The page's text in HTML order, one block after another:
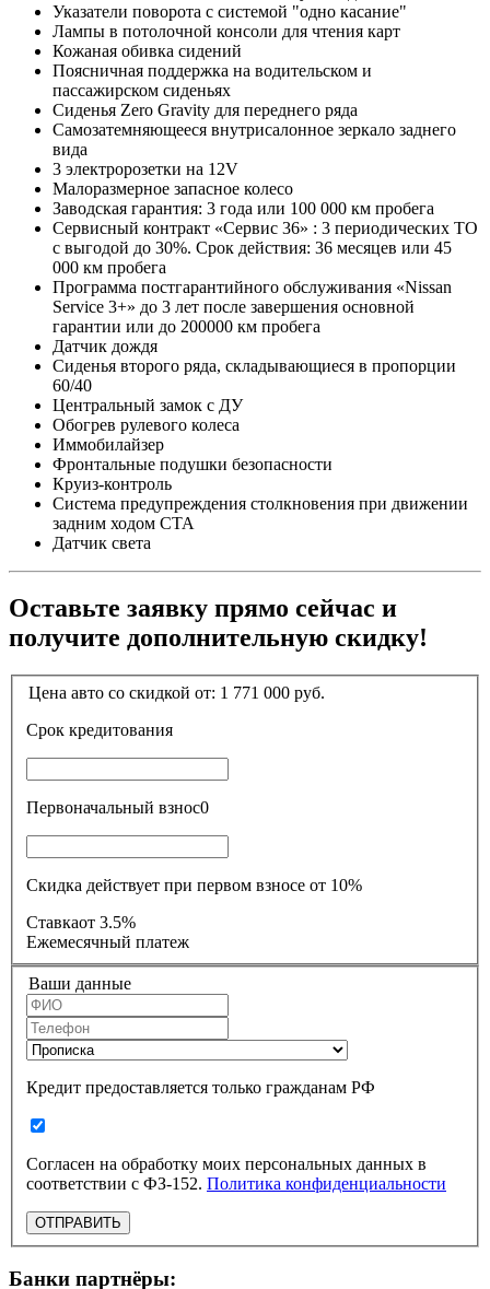
Указатели поворота с системой "одно касание"
Лампы в потолочной консоли для чтения карт
Кожаная обивка сидений
Поясничная поддержка на водительском и
пассажирском сиденьях
Сиденья Zero Gravity для переднего ряда
Самозатемняющееся внутрисалонное зеркало заднего
вида
3 электророзетки на 12V
Малоразмерное запасное колесо
Заводская гарантия: 3 года или 100 000 км пробега
Сервисный контракт «Сервис 36» : 3 периодических ТО
с выгодой до 30%. Срок действия: 36 месяцев или 45
000 км пробега
Программа постгарантийного обслуживания «Nissan
Service 3+» до 3 лет после завершения основной
гарантии или до 200000 км пробега
Датчик дождя
Сиденья второго ряда, складывающиеся в пропорции
60/40
Центральный замок с ДУ
Обогрев рулевого колеса
Иммобилайзер
Фронтальные подушки безопасности
Круиз-контроль
Система предупреждения столкновения при движении
задним ходом CTA
Датчик света
Оставьте заявку прямо сейчас и
получите дополнительную скидку!
Цена авто со скидкой от: 1 771 000 руб.
Срок кредитования
Первоначальный взнос0
Скидка действует при первом взносе от 10%
Ставкаот 3.5%
Ежемесячный платеж
Ваши данные
Кредит предоставляется только гражданам РФ
Согласен на обработку моих персональных данных в
соответствии с ФЗ-152. Политика конфиденциальности
ОТПРАВИТЬ
Банки партнёры: